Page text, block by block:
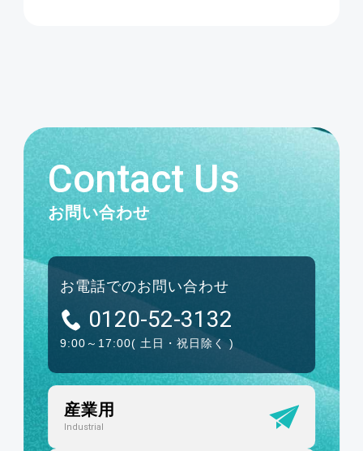
Contact Us
お問い合わせ
お電話でのお問い合わせ
0120-52-3132
9:00～17:00( 土日・祝日除く )
産業用
Industrial